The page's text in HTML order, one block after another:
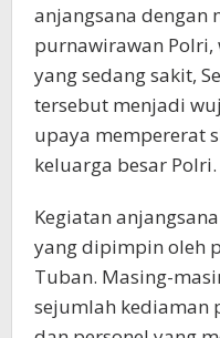
anjangsana dengan
purnawirawan Polri,
yang sedang sakit,
tersebut menjadi
upaya mempererat
keluarga besar Polri.
Kegiatan
yang dipimpin oleh
Tuban. Masing-
sejumlah kediaman